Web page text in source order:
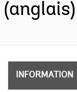
(anglais)
INFORMATION